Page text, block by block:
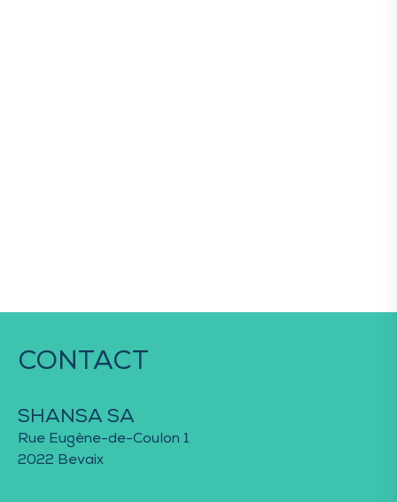
CONTACT
SHANSA SA
Rue Eugène-de-Coulon 1
2022 Bevaix